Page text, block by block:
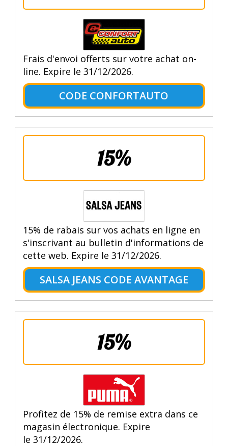
Frais d'envoi offerts sur votre achat on-
line. Expire le 31/12/2026.
CODE CONFORTAUTO
15%
15% de rabais sur vos achats en ligne en
s'inscrivant au bulletin d'informations de
cette web. Expire le 31/12/2026.
SALSA JEANS CODE AVANTAGE
15%
Profitez de 15% de remise extra dans ce
magasin électronique. Expire
le 31/12/2026.